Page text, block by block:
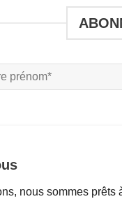
nous sommes prêts